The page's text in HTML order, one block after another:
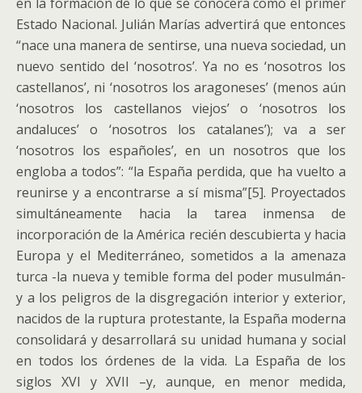
Estado Nacional. Julián Marías advertirá que entonces
“nace una manera de sentirse, una nueva sociedad, un
nuevo sentido del ‘nosotros’. Ya no es ‘nosotros los
castellanos’, ni ‘nosotros los aragoneses’ (menos aún
‘nosotros los castellanos viejos’ o ‘nosotros los
andaluces’ o ‘nosotros los catalanes’); va a ser
‘nosotros los españoles’, en un nosotros que los
engloba a todos”: “la España perdida, que ha vuelto a
reunirse y a encontrarse a sí misma”[5]. Proyectados
simultáneamente hacia la tarea inmensa de
incorporación de la América recién descubierta y hacia
Europa y el Mediterráneo, sometidos a la amenaza
turca -la nueva y temible forma del poder musulmán-
y a los peligros de la disgregación interior y exterior,
nacidos de la ruptura protestante, la España moderna
consolidará y desarrollará su unidad humana y social
en todos los órdenes de la vida. La España de los
siglos XVI y XVII –y, aunque, en menor medida,